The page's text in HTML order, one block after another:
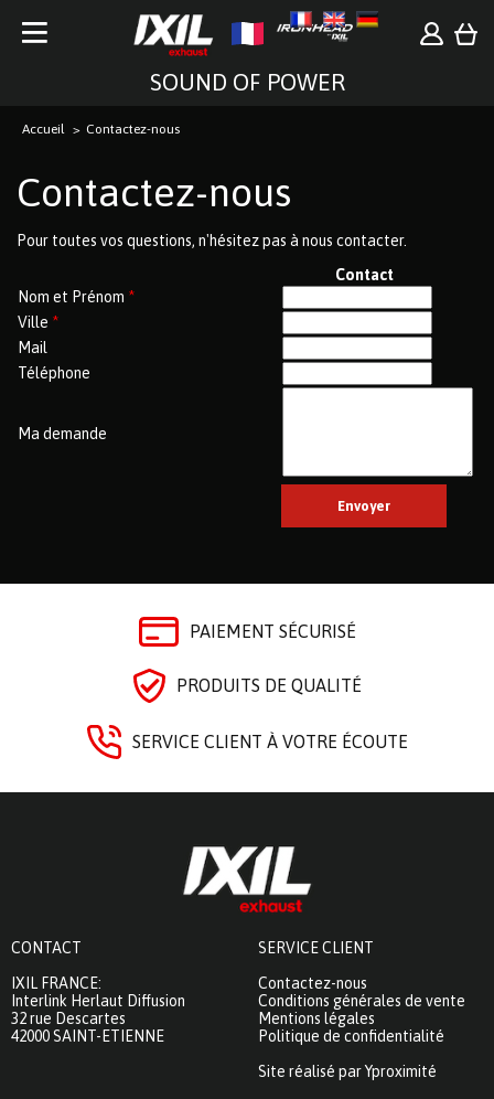
SOUND OF POWER
Accueil Contactez-nous
Contactez-nous
Pour toutes vos questions, n'hésitez pas à nous contacter.
Contact
Nom et Prénom *
Ville *
Mail
Téléphone
Ma demande
PAIEMENT SÉCURISÉ
PRODUITS DE QUALITÉ
SERVICE CLIENT À VOTRE ÉCOUTE
CONTACT
IXIL FRANCE:
Interlink Herlaut Diffusion
32 rue Descartes
42000 SAINT-ETIENNE
SERVICE CLIENT
Contactez-nous
Conditions générales de vente
Mentions légales
Politique de confidentialité
Site réalisé par Yproximité